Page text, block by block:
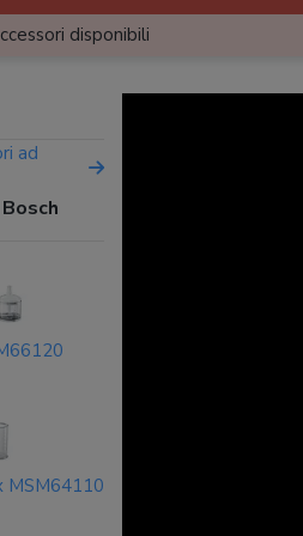
disponibili
ad
MSM64110